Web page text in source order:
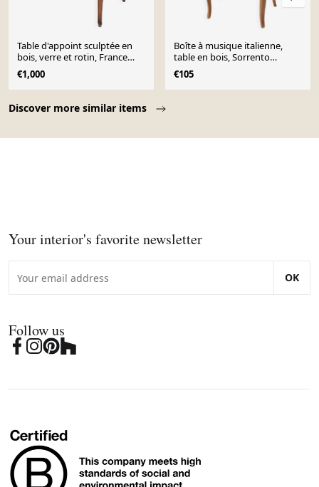
Discover more similar items
Table d'appoint sculptée en
bois, verre et rotin, France
années 1950
€1,000
Boîte à musique italienne,
table en bois, Sorrento
Sankyo
€105
Your interior's favorite newsletter
OK
Follow us